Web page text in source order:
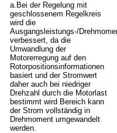
a.Bei der Regelung mit
geschlossenem Regelkreis
wird die
Ausgangsleistungs-/
verbessert, da die
Umwandlung der
Motorerregung auf den
Rotorpositionsinformationen
basiert und der Stromwert
daher auch bei niedriger
Drehzahl durch die Motorlast
bestimmt wird Bereich kann
der Strom vollständig in
Drehmoment umgewandelt
werden.